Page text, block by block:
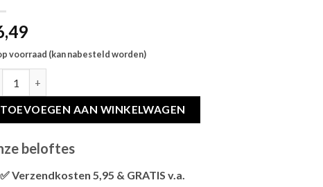
voorraad (kan nabesteld worden)
TOEVOEGEN AAN WINKELWAGEN
beloftes
✅ Verzendkosten 5,95 & GRATIS v.a.